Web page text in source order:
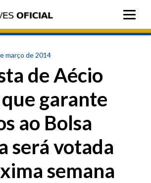
março de 2014
de Aécio
garante
ao Bolsa
será votada
semana